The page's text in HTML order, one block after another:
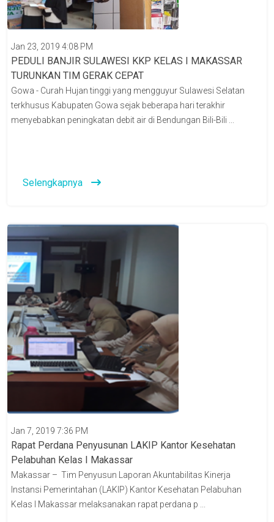
Jan 23, 2019 4:08 PM
PEDULI BANJIR SULAWESI KKP KELAS I MAKASSAR
TURUNKAN TIM GERAK CEPAT
Gowa - Curah Hujan tinggi yang mengguyur Sulawesi Selatan
terkhusus Kabupaten Gowa sejak beberapa hari terakhir
menyebabkan peningkatan debit air di Bendungan Bili-Bili ...
Selengkapnya
Jan 7, 2019 7:36 PM
Rapat Perdana Penyusunan LAKIP Kantor Kesehatan
Pelabuhan Kelas I Makassar
Makassar – Tim Penyusun Laporan Akuntabilitas Kinerja
Instansi Pemerintahan (LAKIP) Kantor Kesehatan Pelabuhan
Kelas I Makassar melaksanakan rapat perdana p ...